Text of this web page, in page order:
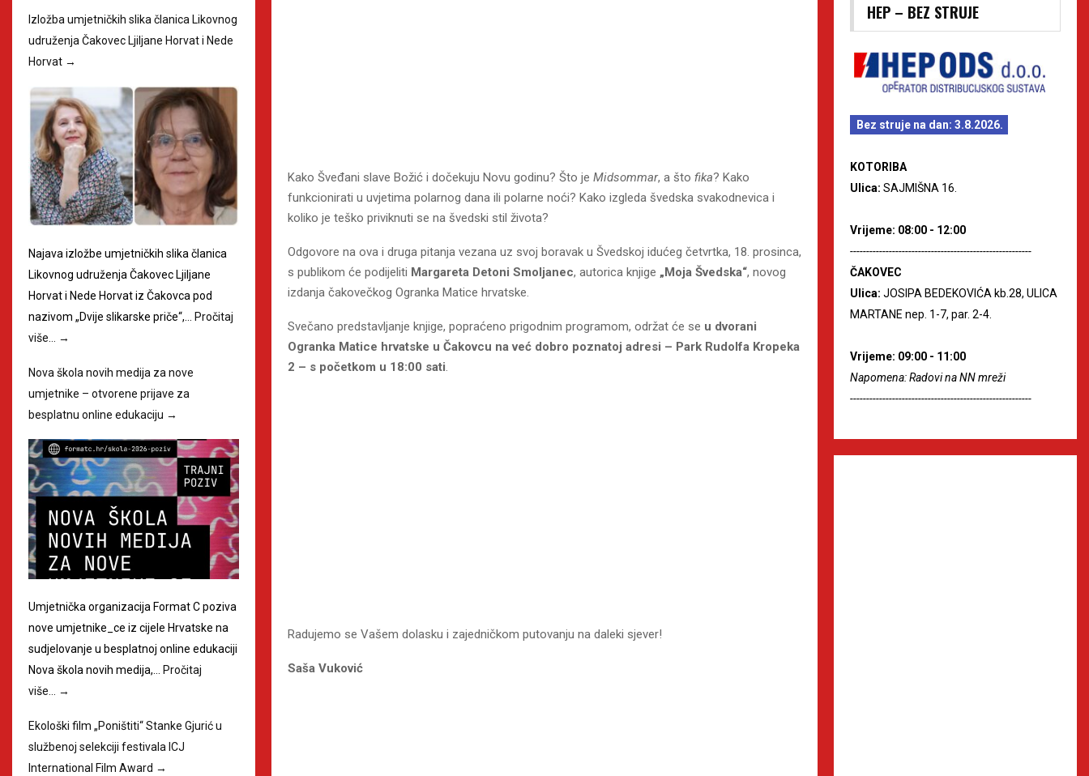
Kako Šveđani slave Božić i dočekuju Novu godinu? Što je Midsommar, a što fika? Kako
funkcionirati u uvjetima polarnog dana ili polarne noći? Kako izgleda švedska svakodnevica i
koliko je teško priviknuti se na švedski stil života?
Odgovore na ova i druga pitanja vezana uz svoj boravak u Švedskoj idućeg četvrtka, 18. prosinca,
s publikom će podijeliti Margareta Detoni Smoljanec, autorica knjige „Moja Švedska“, novog
izdanja čakovečkog Ogranka Matice hrvatske.
Svečano predstavljanje knjige, popraćeno prigodnim programom, održat će se u dvorani
Ogranka Matice hrvatske u Čakovcu na već dobro poznatoj adresi – Park Rudolfa Kropeka
2 – s početkom u 18:00 sati.
Radujemo se Vašem dolasku i zajedničkom putovanju na daleki sjever!
Saša Vuković
Izložba umjetničkih slika članica Likovnog
udruženja Čakovec Ljiljane Horvat i Nede
Horvat →
Najava izložbe umjetničkih slika članica
Likovnog udruženja Čakovec Ljiljane
Horvat i Nede Horvat iz Čakovca pod
nazivom „Dvije slikarske priče“,…
Pročitaj
više…
→
Nova škola novih medija za nove
umjetnike – otvorene prijave za
besplatnu online edukaciju →
Umjetnička organizacija Format C poziva
nove umjetnike_ce iz cijele Hrvatske na
sudjelovanje u besplatnoj online edukaciji
Nova škola novih medija,… Pročitaj
više… →
Ekološki film „Poništiti“ Stanke Gjurić u
službenoj selekciji festivala ICJ
International Film Award →
HEP – BEZ STRUJE
Bez struje na dan: 3.8.2026.
KOTORIBA
Ulica: SAJMIŠNA 16.
Vrijeme: 08:00 - 12:00
--------------------------------------------------------
ČAKOVEC
Ulica: JOSIPA BEDEKOVIĆA kb.28, ULICA
MARTANE nep. 1-7, par. 2-4.
Vrijeme: 09:00 - 11:00
Napomena: Radovi na NN mreži
--------------------------------------------------------